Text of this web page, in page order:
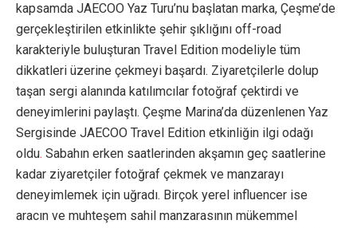
kapsamda JAECOO Yaz Turu’nu başlatan marka, Çeşme’de
gerçekleştirilen etkinlikte şehir şıklığını off-road
karakteriyle buluşturan Travel Edition modeliyle tüm
dikkatleri üzerine çekmeyi başardı. Ziyaretçilerle dolup
taşan sergi alanında katılımcılar fotoğraf çektirdi ve
deneyimlerini paylaştı. Çeşme Marina’da düzenlenen Yaz
Sergisinde JAECOO Travel Edition etkinliğin ilgi odağı
oldu. Sabahın erken saatlerinden akşamın geç saatlerine
kadar ziyaretçiler fotoğraf çekmek ve manzarayı
deneyimlemek için uğradı. Birçok yerel influencer ise
aracın ve muhteşem sahil manzarasının mükemmel